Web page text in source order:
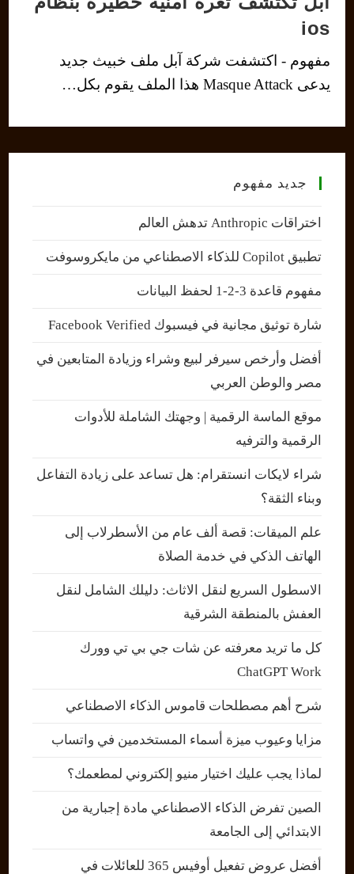
ios
مفهوم - اكتشفت شركة آبل ملف خبيث جديد
يدعى Masque Attack هذا الملف يقوم بكل…
جديد مفهوم
اختراقات Anthropic تدهش العالم
تطبيق Copilot للذكاء الاصطناعي من مايكروسوفت
مفهوم قاعدة 3-2-1 لحفظ البيانات
شارة توثيق مجانية في فيسبوك Facebook Verified
أفضل وأرخص سيرفر لبيع وشراء وزيادة المتابعين في
مصر والوطن العربي
موقع الماسة الرقمية | وجهتك الشاملة للأدوات
الرقمية والترفيه
شراء لايكات انستقرام: هل تساعد على زيادة التفاعل
وبناء الثقة؟
علم الميقات: قصة ألف عام من الأسطرلاب إلى
الهاتف الذكي في خدمة الصلاة
الاسطول السريع لنقل الاثاث: دليلك الشامل لنقل
العفش بالمنطقة الشرقية
كل ما تريد معرفته عن شات جي بي تي وورك
ChatGPT Work
شرح أهم مصطلحات قاموس الذكاء الاصطناعي
مزايا وعيوب ميزة أسماء المستخدمين في واتساب
لماذا يجب عليك اختيار منيو إلكتروني لمطعمك؟
الصين تفرض الذكاء الاصطناعي مادة إجبارية من
الابتدائي إلى الجامعة
أفضل عروض تفعيل أوفيس 365 للعائلات في